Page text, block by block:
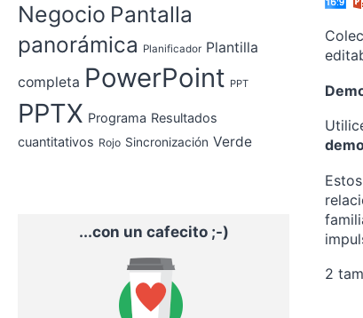
2
Negocio Pantalla
panorámica Planificador Plantilla
completa PowerPoint PPT
PPTX Programa Resultados
cuantitativos Rojo Sincronización Verde
...con un cafecito ;-)